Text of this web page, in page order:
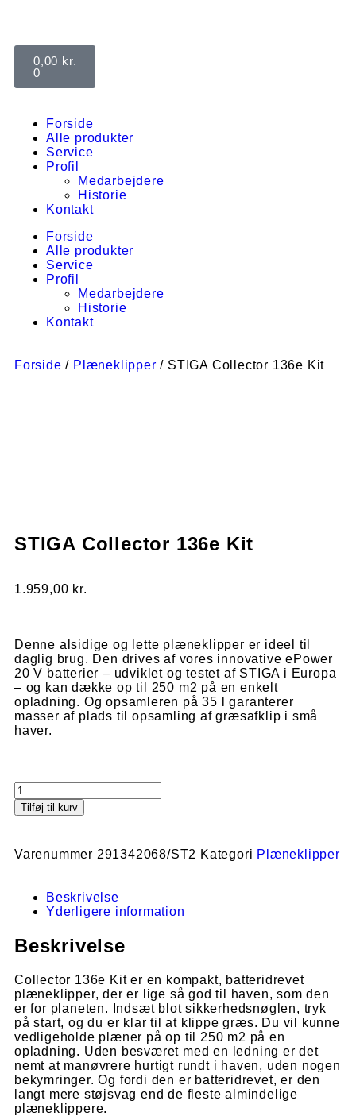
0,00 kr.
0
Forside
Alle produkter
Service
Profil
Medarbejdere
Historie
Kontakt
Forside
Alle produkter
Service
Profil
Medarbejdere
Historie
Kontakt
Forside / Plæneklipper / STIGA Collector 136e Kit
STIGA Collector 136e Kit
1.959,00 kr.
Denne alsidige og lette plæneklipper er ideel til
daglig brug. Den drives af vores innovative ePower
20 V batterier – udviklet og testet af STIGA i Europa
– og kan dække op til 250 m2 på en enkelt
opladning. Og opsamleren på 35 l garanterer
masser af plads til opsamling af græsafklip i små
haver.
Tilføj til kurv
Varenummer 291342068/ST2 Kategori Plæneklipper
Beskrivelse
Yderligere information
Beskrivelse
Collector 136e Kit er en kompakt, batteridrevet
plæneklipper, der er lige så god til haven, som den
er for planeten. Indsæt blot sikkerhedsnøglen, tryk
på start, og du er klar til at klippe græs. Du vil kunne
vedligeholde plæner på op til 250 m2 på en
opladning. Uden besværet med en ledning er det
nemt at manøvrere hurtigt rundt i haven, uden nogen
bekymringer. Og fordi den er batteridrevet, er den
langt mere støjsvag end de fleste almindelige
plæneklippere.